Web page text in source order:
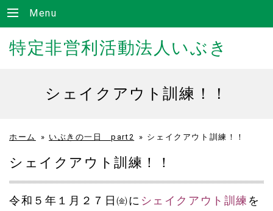
Menu
特定非営利活動法人いぶき
シェイクアウト訓練！！
ホーム » いぶきの一日 part2 » シェイクアウト訓練！！
シェイクアウト訓練！！
令和５年１月２７日㈮に シェイクアウト訓練 を